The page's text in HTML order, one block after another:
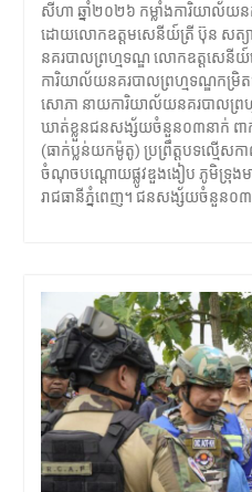
សីហា ឆ្នាំ២០២៦ កម្លាំងការិយាល័យន
ដោយលោកឧត្តមសេនីយ៍ត្រី ប៊ុន សត្យា
នគរបាលព្រហ្មទណ្ឌ លោកឧត្តសេនីយ៍
ការិយាល័យនគរបាលព្រហ្មទណ្ឌកម្រិ
សោភា នាយការិយាល័យនគរបាលព្រហ្មទ
ឃាត់ខ្លួនជនសង្ស័យចំនួន០៣នាក់ ពា
(ធាក់ប្លន់យកម៉ូតូ) ប្រព្រឹត្តបទល្មើសក
ចំណុចបណ្តោយផ្លូវឌួងងៀប ភូមិទ្រុងម
រាជធានីភ្នំពេញ។ ជនសង្ស័យចំនួន០